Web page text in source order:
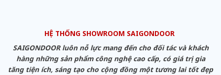
HỆ THỐNG SHOWROOM SAIGONDOOR
SAIGONDOOR luôn nỗ lực mang đến cho đối tác và khách
hàng những sản phẩm công nghệ cao cấp, có giá trị gia
tăng tiện ích, sáng tạo cho cộng đồng một tương lai tốt đẹp